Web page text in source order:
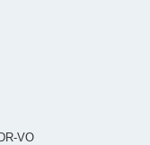
VO